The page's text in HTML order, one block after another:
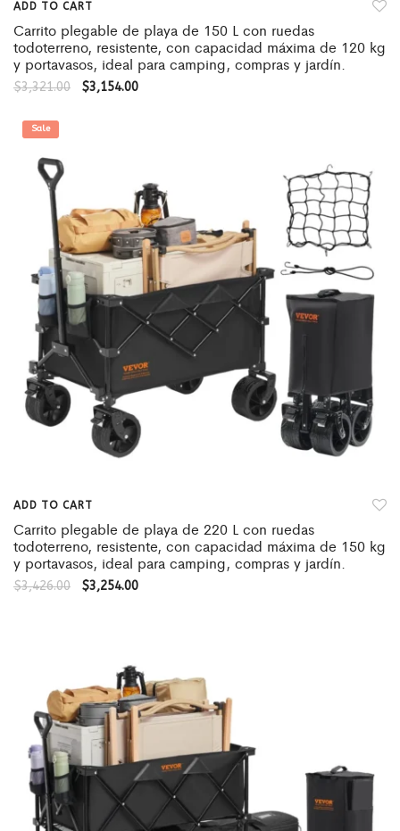
ADD TO CART
Carrito plegable de playa de 150 L con ruedas
todoterreno, resistente, con capacidad máxima de 120 kg
y portavasos, ideal para camping, compras y jardín.
$3,321.00 $3,154.00
Sale
ADD TO CART
Carrito plegable de playa de 220 L con ruedas
todoterreno, resistente, con capacidad máxima de 150 kg
y portavasos, ideal para camping, compras y jardín.
$3,426.00 $3,254.00